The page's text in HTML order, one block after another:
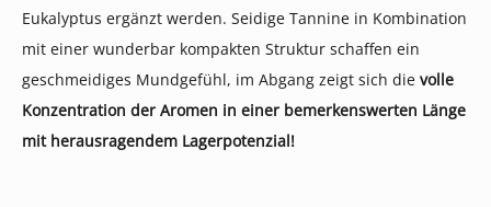
Eukalyptus ergänzt werden. Seidige Tannine in Kombination
mit einer wunderbar kompakten Struktur schaffen ein
geschmeidiges Mundgefühl, im Abgang zeigt sich die volle
Konzentration der Aromen in einer bemerkenswerten Länge
mit herausragendem Lagerpotenzial!